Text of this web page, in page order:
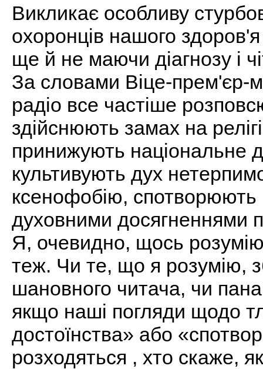
Викликає особливу
охоронців нашого
ще й не маючи діагнозу і
За словами Віце-прем'єр-
радіо все частіше
здійснюють замах на
принижують національне
культивують дух
ксенофобію, спотворюють
духовними досягненнями
Я, очевидно, щось
теж. Чи те, що я розумію,
шановного читача, чи
якщо наші погляди щодо
достоїнства» або
розходяться , хто скаже,